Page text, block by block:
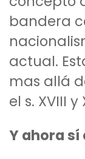
bandera
actual.
mas allá
el s. XVIII y
Y ahora sí